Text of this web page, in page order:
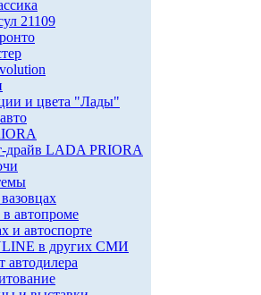
21109
и цвета "Лады"
драйв LADA PRIORA
автопроме
и автоспорте
в других СМИ
автодилера